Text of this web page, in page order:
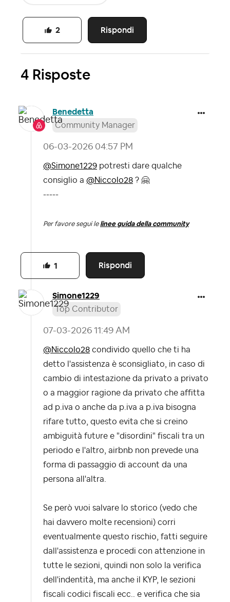
Rispondi
2
4 Risposte
Benedetta
Community Manager
‎06-03-2026 04:57 PM
@Simone1229 potresti dare qualche
consiglio a @Niccolo28 ? 🤗
-----
Per favore segui le linee guida della community
Rispondi
1
Simone1229
Top Contributor
‎07-03-2026 11:49 AM
@Niccolo28 condivido quello che ti ha
detto l'assistenza è sconsigliato, in caso di
cambio di intestazione da privato a privato
o a maggior ragione da privato che affitta
ad p.iva o anche da p.iva a p.iva bisogna
rifare tutto, questo evita che si creino
ambiguità future e "disordini" fiscali tra un
periodo e l'altro, airbnb non prevede una
forma di passaggio di account da una
persona all'altra.
Se però vuoi salvare lo storico (vedo che
hai davvero molte recensioni) corri
eventualmente questo rischio, fatti seguire
dall'assistenza e procedi con attenzione in
tutte le sezioni, quindi non solo la verifica
dell'indentità, ma anche il KYP, le sezioni
fiscali codici fiscali ecc.. e verifica che sia